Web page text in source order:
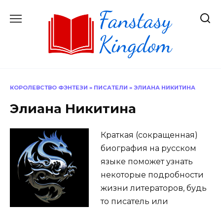
КОРОЛЕВСТВО ФЭНТЕЗИ » ПИСАТЕЛИ » ЭЛИАНА НИКИТИНА
Элиана Никитина
Краткая (сокращенная)
биография на русском
языке поможет узнать
некоторые подробности
жизни литераторов, будь
то писатель или